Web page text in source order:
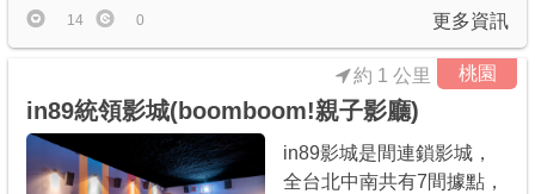
更多資訊
14 0
桃園
約 1 公里
in89統領影城(boomboom!親子影廳)
in89影城是間連鎖影城，
全台北中南共有7間據點，